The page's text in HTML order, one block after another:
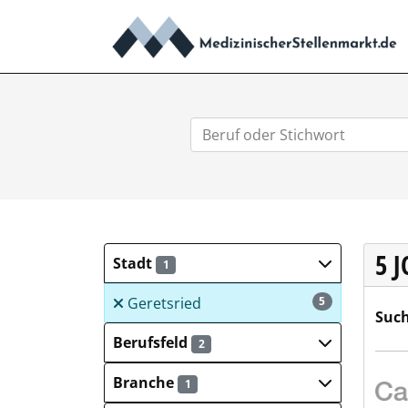
Stadt 1
5
Geretsried
Berufsfeld
2
Branche 1
5